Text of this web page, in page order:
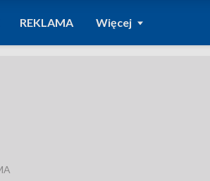
REKLAMA Więcej